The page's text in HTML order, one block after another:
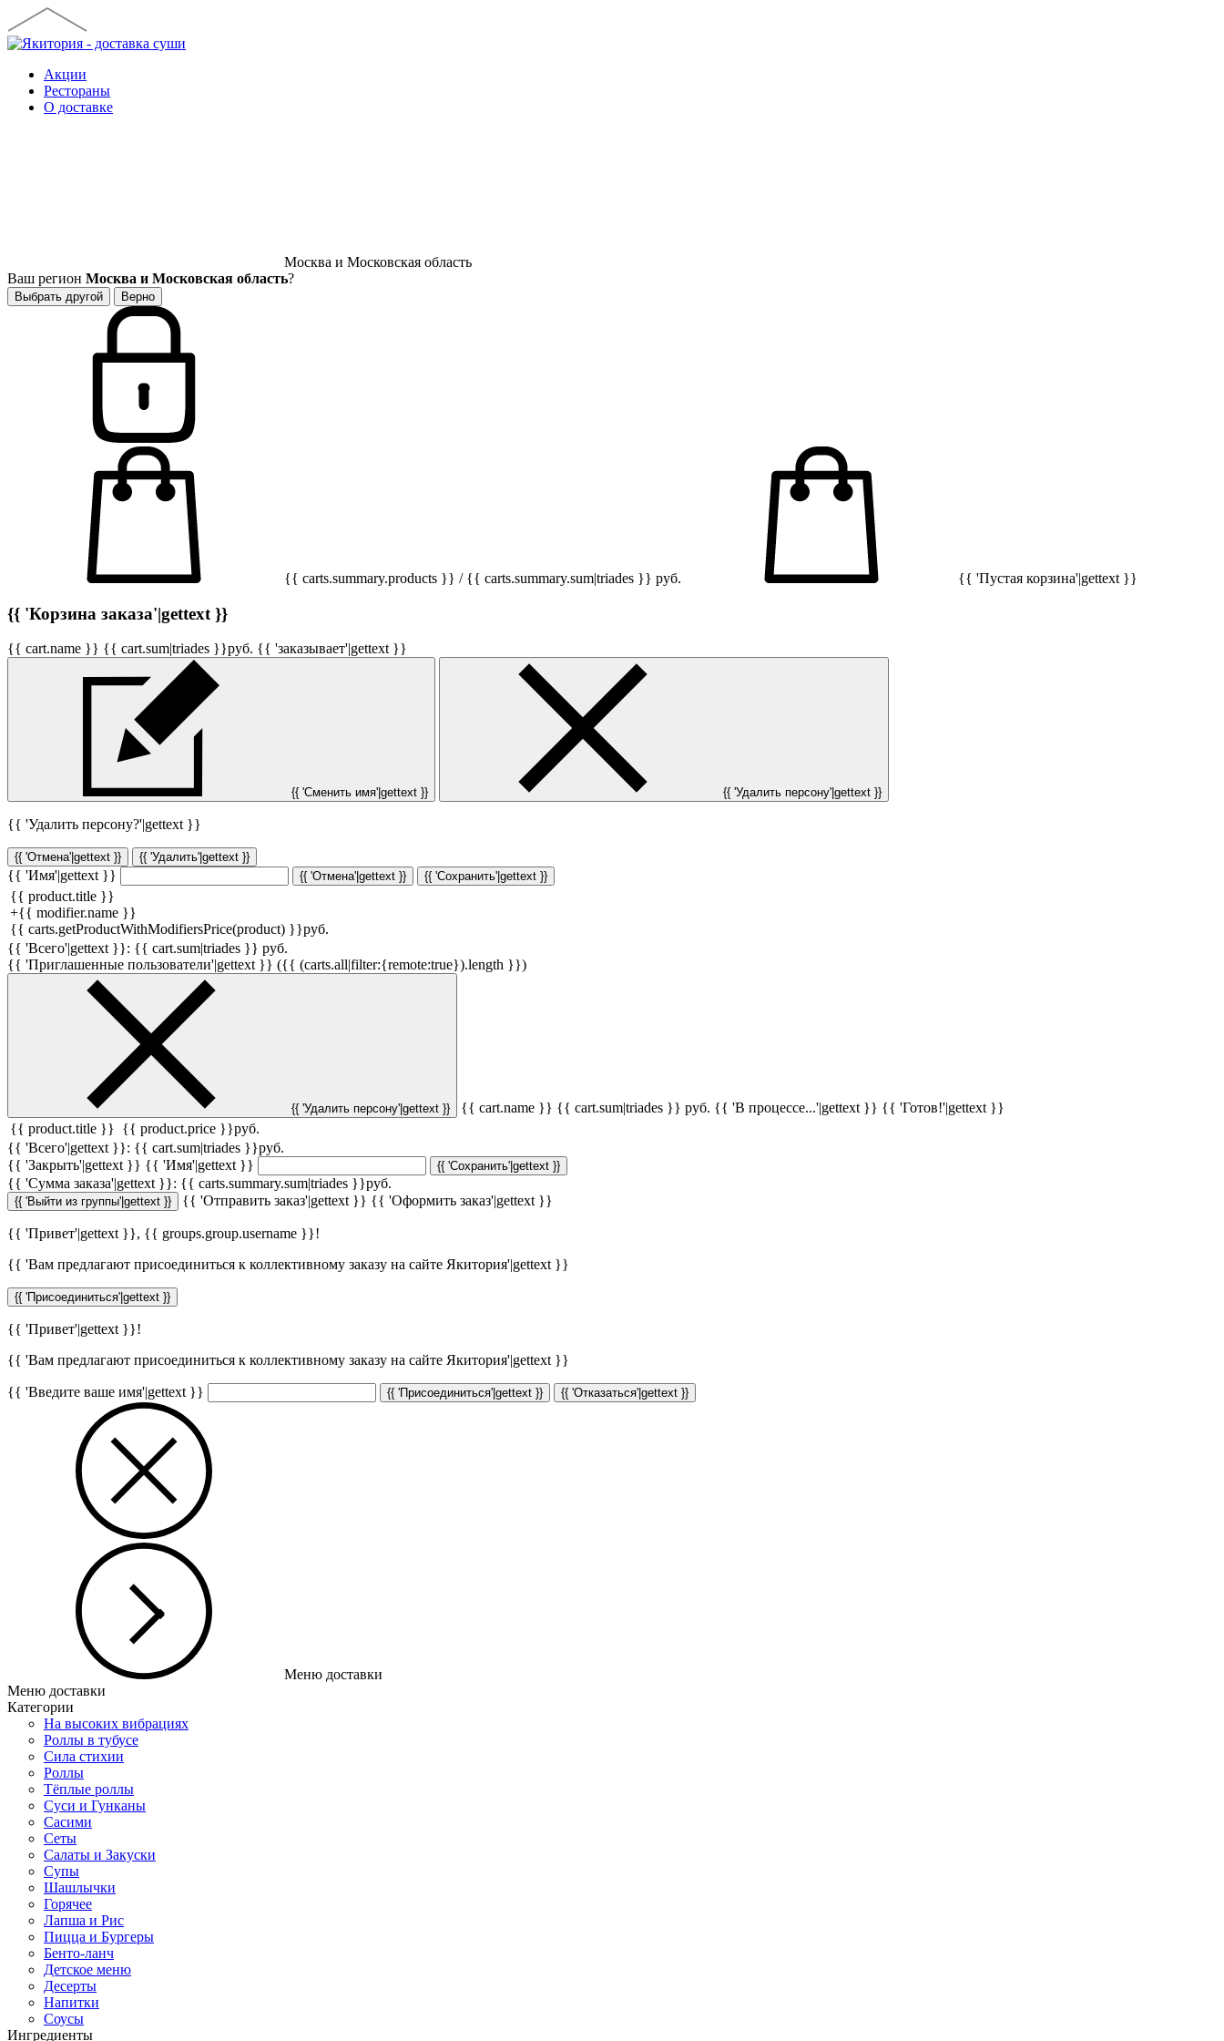
Акции
Рестораны
О доставке
Москва и Московская область
Ваш регион Москва и Московская область?
Выбрать другой Верно
{{ carts.summary.products }} / {{ carts.summary.sum|triades }} руб. {{ 'Пустая корзина'|gettext }}
{{ 'Корзина заказа'|gettext }}
{{ cart.name }} {{ cart.sum|triades }}руб. {{ 'заказывает'|gettext }}
{{ 'Сменить имя'|gettext }} {{ 'Удалить персону'|gettext }}
{{ 'Удалить персону?'|gettext }}
{{ 'Отмена'|gettext }} {{ 'Удалить'|gettext }}
{{ 'Имя'|gettext }} {{ 'Отмена'|gettext }} {{ 'Сохранить'|gettext }}
{{ product.title }}
+{{ modifier.name }}
{{ carts.getProductWithModifiersPrice(product) }}руб.
{{ 'Всего'|gettext }}: {{ cart.sum|triades }} руб.
{{ 'Приглашенные пользователи'|gettext }} ({{ (carts.all|filter:{remote:true}).length }})
{{ 'Удалить персону'|gettext }} {{ cart.name }} {{ cart.sum|triades }} руб. {{ 'В процессе...'|gettext }} {{ 'Готов!'|gettext }}
{{ product.title }} {{ product.price }}руб.
{{ 'Всего'|gettext }}: {{ cart.sum|triades }}руб.
{{ 'Закрыть'|gettext }} {{ 'Имя'|gettext }} {{ 'Сохранить'|gettext }}
{{ 'Cумма заказа'|gettext }}: {{ carts.summary.sum|triades }}руб.
{{ 'Выйти из группы'|gettext }} {{ 'Отправить заказ'|gettext }} {{ 'Оформить заказ'|gettext }}
{{ 'Привет'|gettext }}, {{ groups.group.username }}!
{{ 'Вам предлагают присоединиться к коллективному заказу на сайте Якитория'|gettext }}
{{ 'Присоединиться'|gettext }}
{{ 'Привет'|gettext }}!
{{ 'Вам предлагают присоединиться к коллективному заказу на сайте Якитория'|gettext }}
{{ 'Введите ваше имя'|gettext }} {{ 'Присоединиться'|gettext }} {{ 'Отказаться'|gettext }}
Меню доставки
Меню доставки
Категории
На высоких вибрациях
Роллы в тубусе
Сила стихии
Роллы
Тёплые роллы
Суси и Гунканы
Сасими
Сеты
Салаты и Закуски
Супы
Шашлычки
Горячее
Лапша и Рис
Пицца и Бургеры
Бенто-ланч
Детское меню
Десерты
Напитки
Соусы
Ингредиенты